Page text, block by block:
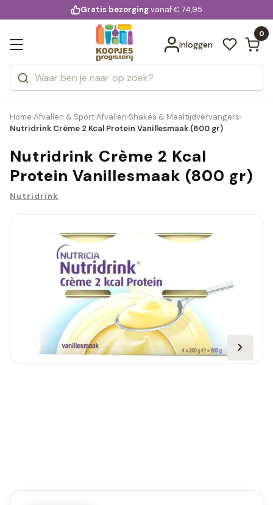
voor 20:00 uur besteld
Gratis bezorgingvanaf € 74,95
Inloggen
0
Zoeken
Categorieën
Merken
Bekijk alle resultaten
Home›Afvallen & Sport›Afvallen›Shakes & Maaltijdvervangers›
Nutridrink Crème 2 Kcal Protein Vanillesmaak (800 gr)
Nutridrink Crème 2 Kcal
Protein Vanillesmaak (800 gr)
Nutridrink